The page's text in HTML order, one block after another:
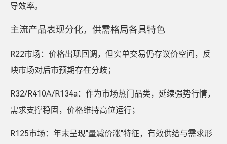
导效率。
主流产品表现分化，供需格局各具特色
R22市场：价格出现回调，但实单交易仍存议价空间，反
映市场对后市预期存在分歧；
R32/R410A/R134a：作为市场热门品类，延续强势行情，
需求支撑稳固，价格维持高位运行；
R125市场：年末呈现"量减价涨"特征，有效供给与需求形